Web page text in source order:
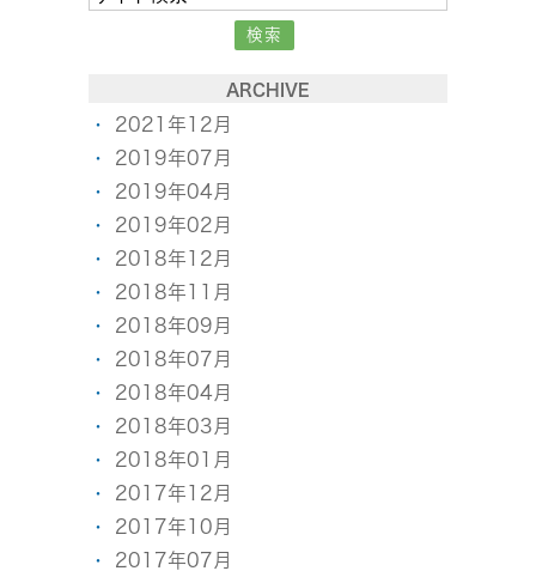
ARCHIVE
2021年12月
2019年07月
2019年04月
2019年02月
2018年12月
2018年11月
2018年09月
2018年07月
2018年04月
2018年03月
2018年01月
2017年12月
2017年10月
2017年07月